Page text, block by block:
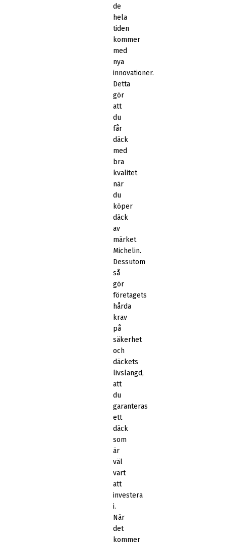
de
hela
tiden
kommer
med
nya
innovationer.
Detta
gör
att
du
får
däck
med
bra
kvalitet
när
du
köper
däck
av
märket
Michelin.
Dessutom
så
gör
företagets
hårda
krav
på
säkerhet
och
däckets
livslängd,
att
du
garanteras
ett
däck
som
är
väl
värt
att
investera
i.
När
det
kommer